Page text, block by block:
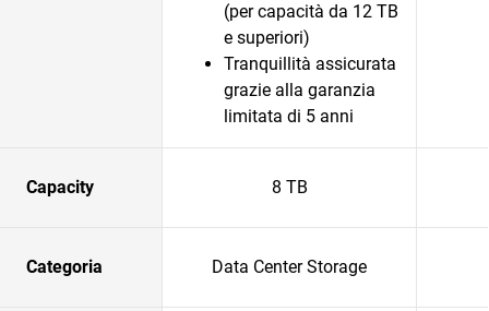
(per capacità da 12 TB
e superiori)
Tranquillità assicurata
grazie alla garanzia
limitata di 5 anni
Capacity 8 TB
Categoria Data Center Storage